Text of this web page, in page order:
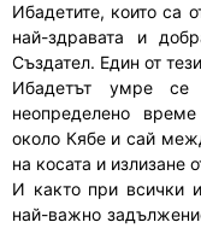
Ибадетите, които са
най-здравата и
Създател. Един от
Ибадетът умре
неопределено
около Кябе и сай
на косата и излизане
И както при всички
най-важно